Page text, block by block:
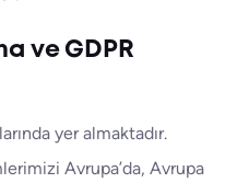
ve GDPR
yer almaktadır.
Avrupa’da, Avrupa